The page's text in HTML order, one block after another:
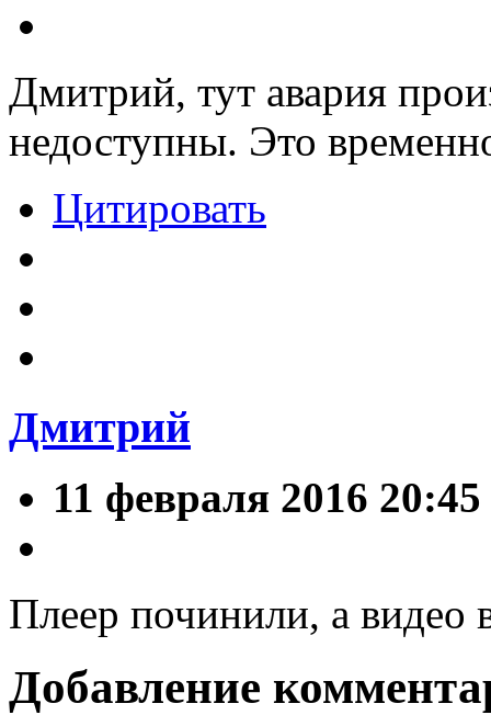
Дмитрий, тут авария
недоступны. Это
Цитировать
Дмитрий
11 февраля 2016 20:45
Плеер починили, а видео
Добавление